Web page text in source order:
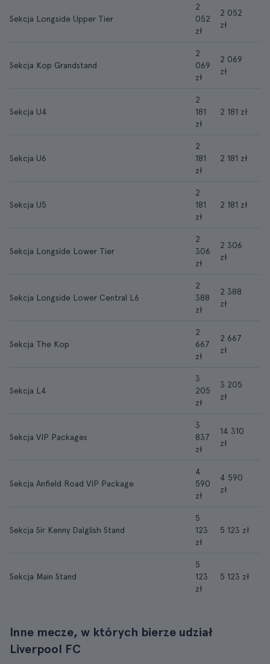
Sekcja Longside Upper Tier
2
052
zł
2 052
zł
Sekcja Kop Grandstand
2
069
zł
2 069
zł
Sekcja U4
2
181
zł
2 181 zł
Sekcja U6
2
181
zł
2 181 zł
Sekcja U5
2
181
zł
2 181 zł
Sekcja Longside Lower Tier
2
306
zł
2 306
zł
Sekcja Longside Lower Central L6
2
388
zł
2 388
zł
Sekcja The Kop
2
667
zł
2 667
zł
Sekcja L4
3
205
zł
3 205
zł
Sekcja VIP Packages
3
837
zł
14 310
zł
Sekcja Anfield Road VIP Package
4
590
zł
4 590
zł
Sekcja Sir Kenny Dalglish Stand
5
123
zł
5 123 zł
Sekcja Main Stand
5
123
zł
5 123 zł
Inne mecze, w których bierze udział
Liverpool FC